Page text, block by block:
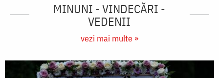
MINUNI - VINDECĂRI -
VEDENII
vezi mai multe »